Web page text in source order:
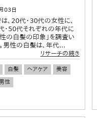
03日
、20代・30代の女性に、
・50代それぞれの年代に
性の白髪の印象」を調査い
男性の白髪は、年代...
リサーチの続き
白髪 ヘアケア
美容
男性